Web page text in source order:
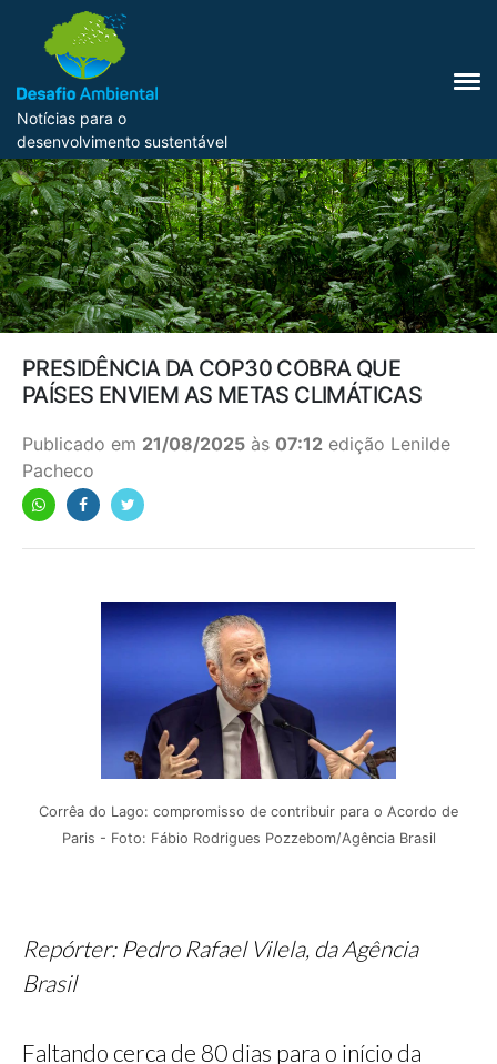
Notícias para o
desenvolvimento sustentável
PRESIDÊNCIA DA COP30 COBRA QUE
PAÍSES ENVIEM AS METAS CLIMÁTICAS
Publicado em 21/08/2025 às 07:12 edição Lenilde
Pacheco
Corrêa do Lago: compromisso de contribuir para o Acordo de
Paris - Foto: Fábio Rodrigues Pozzebom/Agência Brasil
Repórter: Pedro Rafael Vilela, da Agência
Brasil
Faltando cerca de 80 dias para o início da